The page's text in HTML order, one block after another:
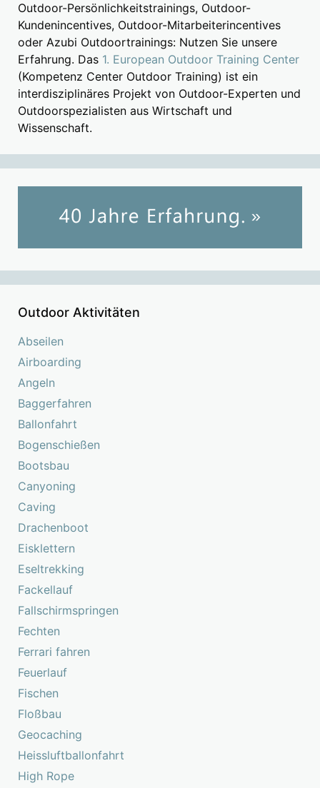
Outdoor-Persönlichkeitstrainings, Outdoor-
Kundenincentives, Outdoor-Mitarbeiterincentives
oder Azubi Outdoortrainings: Nutzen Sie unsere
Erfahrung. Das 1. European Outdoor Training Center
(Kompetenz Center Outdoor Training) ist ein
interdisziplinäres Projekt von Outdoor-Experten und
Outdoorspezialisten aus Wirtschaft und
Wissenschaft.
Outdoor Aktivitäten
Abseilen
Airboarding
Angeln
Baggerfahren
Ballonfahrt
Bogenschießen
Bootsbau
Canyoning
Caving
Drachenboot
Eisklettern
Eseltrekking
Fackellauf
Fallschirmspringen
Fechten
Ferrari fahren
Feuerlauf
Fischen
Floßbau
Geocaching
Heissluftballonfahrt
High Rope